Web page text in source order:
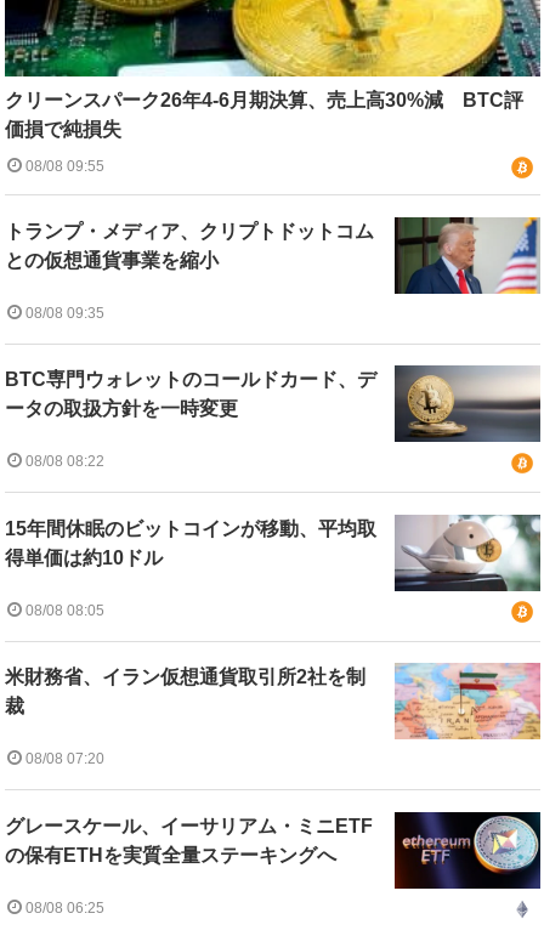
クリーンスパーク26年4-6月期決算、売上高30%減 BTC評
価損で純損失
08/08 09:55
トランプ・メディア、クリプトドットコム
との仮想通貨事業を縮小
08/08 09:35
BTC専門ウォレットのコールドカード、デ
ータの取扱方針を一時変更
08/08 08:22
15年間休眠のビットコインが移動、平均取
得単価は約10ドル
08/08 08:05
米財務省、イラン仮想通貨取引所2社を制
裁
08/08 07:20
グレースケール、イーサリアム・ミニETF
の保有ETHを実質全量ステーキングへ
08/08 06:25